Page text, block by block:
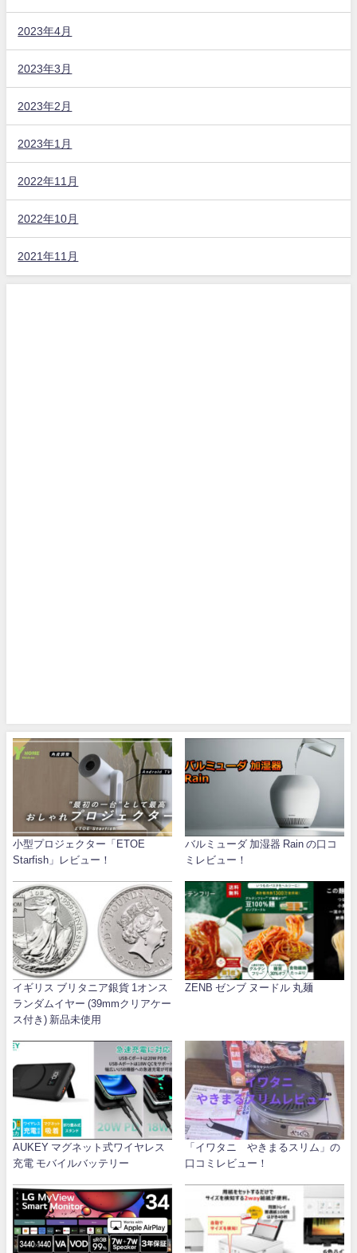
2023年4月
2023年3月
2023年2月
2023年1月
2022年11月
2022年10月
2021年11月
小型プロジェクター「ETOE
Starfish」レビュー！
バルミューダ 加湿器 Rain の口コ
ミレビュー！
イギリス ブリタニア銀貨 1オンス
ランダムイヤー (39mmクリアケー
ス付き) 新品未使用
ZENB ゼンブ ヌードル 丸麺
AUKEY マグネット式ワイヤレス
充電 モバイルバッテリー
「イワタニ やきまるスリム」の
口コミレビュー！